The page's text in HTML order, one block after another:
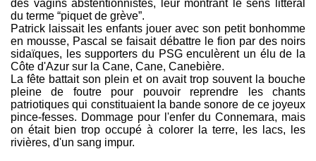
des vagins abstentionnistes, leur montrant le sens littéral
du terme “piquet de grève”.
Patrick laissait les enfants jouer avec son petit bonhomme
en mousse, Pascal se faisait débattre le fion par des noirs
sidaïques, les supporters du PSG enculèrent un élu de la
Côte d'Azur sur la Cane, Cane, Canebière.
La fête battait son plein et on avait trop souvent la bouche
pleine de foutre pour pouvoir reprendre les chants
patriotiques qui constituaient la bande sonore de ce joyeux
pince-fesses. Dommage pour l'enfer du Connemara, mais
on était bien trop occupé à colorer la terre, les lacs, les
rivières, d'un sang impur.